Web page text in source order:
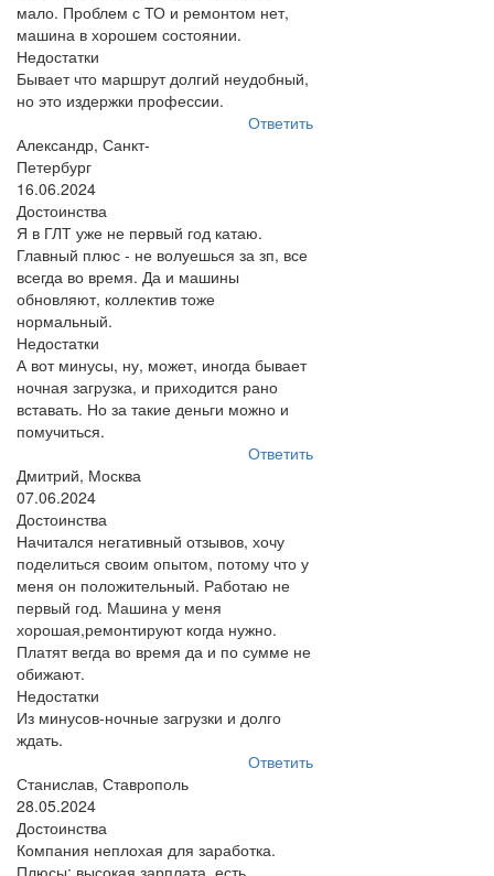
мало. Проблем с ТО и ремонтом нет,
машина в хорошем состоянии.
Недостатки
Бывает что маршрут долгий неудобный,
но это издержки профессии.
Ответить
Александр, Санкт-
Петербург
16.06.2024
Достоинства
Я в ГЛТ уже не первый год катаю.
Главный плюс - не волуешься за зп, все
всегда во время. Да и машины
обновляют, коллектив тоже
нормальный.
Недостатки
А вот минусы, ну, может, иногда бывает
ночная загрузка, и приходится рано
вставать. Но за такие деньги можно и
помучиться.
Ответить
Дмитрий, Москва
07.06.2024
Достоинства
Начитался негативный отзывов, хочу
поделиться своим опытом, потому что у
меня он положительный. Работаю не
первый год. Машина у меня
хорошая,ремонтируют когда нужно.
Платят вегда во время да и по сумме не
обижают.
Недостатки
Из минусов-ночные загрузки и долго
ждать.
Ответить
Станислав, Ставрополь
28.05.2024
Достоинства
Компания неплохая для заработка.
Плюсы: высокая зарплата, есть